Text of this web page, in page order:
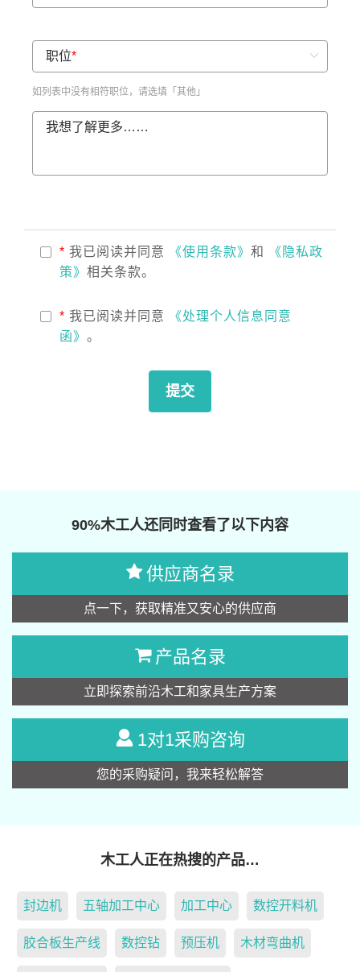
职位*
如列表中没有相符职位，请选填「其他」
我想了解更多……
* 我已阅读并同意 《使用条款》 和
《隐私政
策》 相关条款。
* 我已阅读并同意
《处理个人信息同意
函》 。
提交
90%木工人还同时查看了以下内容
供应商名录
点一下，获取精准又安心的供应商
产品名录
立即探索前沿木工和家具生产方案
1对1采购咨询
您的采购疑问，我来轻松解答
木工人正在热搜的产品…
封边机 五轴加工中心 加工中心 数控开料机
胶合板生产线 数控钻 预压机 木材弯曲机